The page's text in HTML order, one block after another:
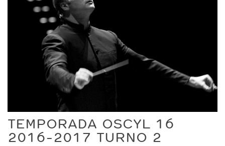
TEMPORADA OSCYL 16
2016-2017 TURNO 2